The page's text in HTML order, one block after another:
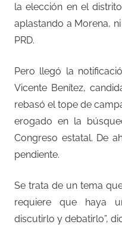
la elección en el
aplastando a Morena,
PRD.
Pero llegó la
Vicente Benítez,
rebasó el tope de
erogado en la
Congreso estatal. De
pendiente.
Se trata de un tema
requiere que haya
discutirlo y debatirlo”,